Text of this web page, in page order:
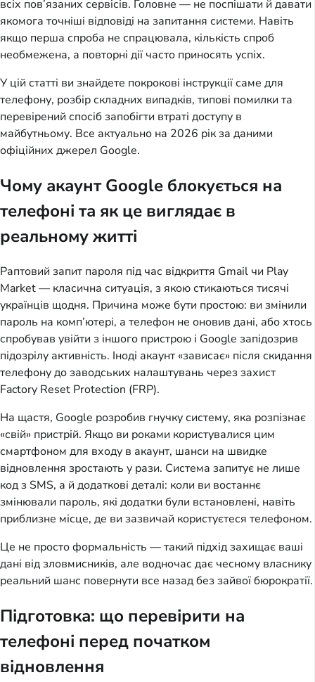
всіх пов’язаних сервісів. Головне — не поспішати й давати
якомога точніші відповіді на запитання системи. Навіть
якщо перша спроба не спрацювала, кількість спроб
необмежена, а повторні дії часто приносять успіх.
У цій статті ви знайдете покрокові інструкції саме для
телефону, розбір складних випадків, типові помилки та
перевірений спосіб запобігти втраті доступу в
майбутньому. Все актуально на 2026 рік за даними
офіційних джерел Google.
Чому акаунт Google блокується на
телефоні та як це виглядає в
реальному житті
Раптовий запит пароля під час відкриття Gmail чи Play
Market — класична ситуація, з якою стикаються тисячі
українців щодня. Причина може бути простою: ви змінили
пароль на комп’ютері, а телефон не оновив дані, або хтось
спробував увійти з іншого пристрою і Google запідозрив
підозрілу активність. Іноді акаунт «зависає» після скидання
телефону до заводських налаштувань через захист
Factory Reset Protection (FRP).
На щастя, Google розробив гнучку систему, яка розпізнає
«свій» пристрій. Якщо ви роками користувалися цим
смартфоном для входу в акаунт, шанси на швидке
відновлення зростають у рази. Система запитує не лише
код з SMS, а й додаткові деталі: коли ви востаннє
змінювали пароль, які додатки були встановлені, навіть
приблизне місце, де ви зазвичай користуєтеся телефоном.
Це не просто формальність — такий підхід захищає ваші
дані від зловмисників, але водночас дає чесному власнику
реальний шанс повернути все назад без зайвої бюрократії.
Підготовка: що перевірити на
телефоні перед початком
відновлення